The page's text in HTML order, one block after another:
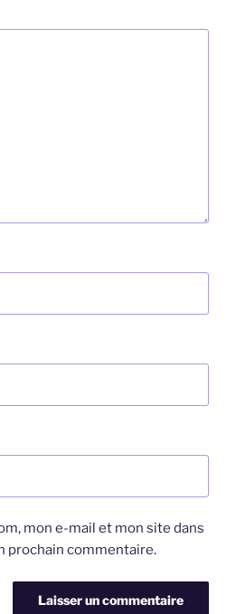
mon e-mail et mon site dans
prochain commentaire.